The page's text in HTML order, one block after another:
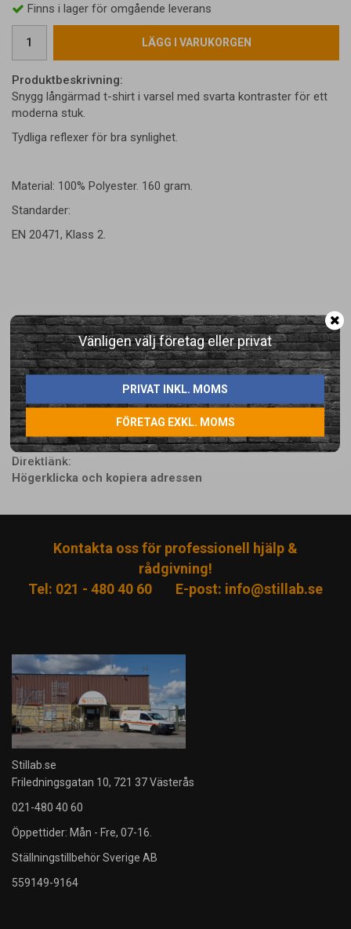
Vänligen välj företag eller privat
PRIVAT INKL. MOMS
FÖRETAG EXKL. MOMS
Finns i lager för omgående leverans
LÄGG I VARUKORGEN
Produktbeskrivning:
Snygg långärmad t-shirt i varsel med svarta kontraster för ett
moderna stuk.
Tydliga reflexer för bra synlighet.
Material: 100% Polyester. 160 gram.
Standarder:
EN 20471, Klass 2.
LÄGG I ÖNSKELISTA
Artikelnummer:
4671-1
Direktlänk:
Högerklicka och kopiera adressen
Kontakta oss för professionell hjälp &
rådgivning!
Tel: 021 - 480 40 60
E-post: info@stillab.se
Stillab.se
Friledningsgatan 10, 721 37 Västerås
021-480 40 60
Öppettider: Mån - Fre, 07-16.
Ställningstillbehör Sverige AB
559149-9164